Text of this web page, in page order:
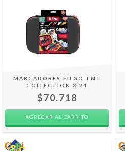
MARCADORES FILGO TNT
COLLECTION X 24
$70.718